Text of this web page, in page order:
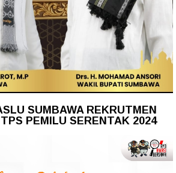
SUMBAWA REKRUTMEN
PEMILU SERENTAK 2024